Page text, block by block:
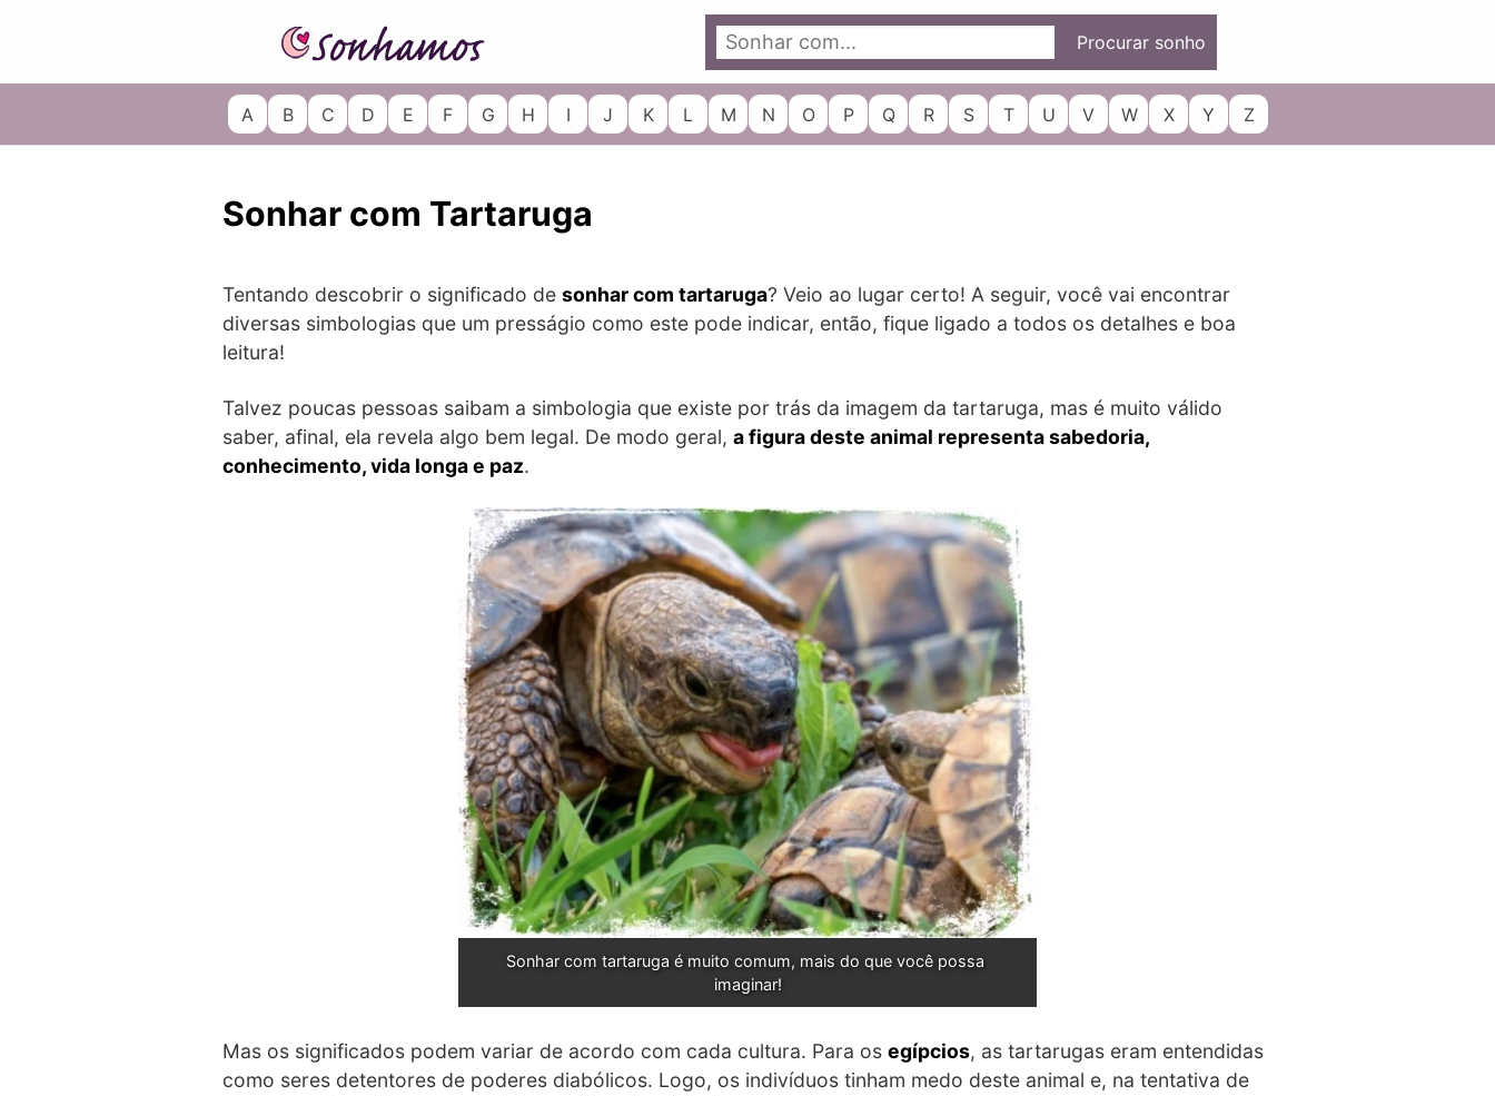
Procurar sonho
A B C D E F G H I J K L M N O P Q R S T U V W X Y Z
Sonhar com Tartaruga
Tentando descobrir o significado de sonhar com tartaruga? Veio ao lugar certo! A seguir, você vai encontrar
diversas simbologias que um presságio como este pode indicar, então, fique ligado a todos os detalhes e boa
leitura!
Talvez poucas pessoas saibam a simbologia que existe por trás da imagem da tartaruga, mas é muito válido
saber, afinal, ela revela algo bem legal. De modo geral, a figura deste animal representa sabedoria,
conhecimento, vida longa e paz.
Sonhar com tartaruga é muito comum, mais do que você possa
imaginar!
Mas os significados podem variar de acordo com cada cultura. Para os egípcios, as tartarugas eram entendidas
como seres detentores de poderes diabólicos. Logo, os indivíduos tinham medo deste animal e, na tentativa de